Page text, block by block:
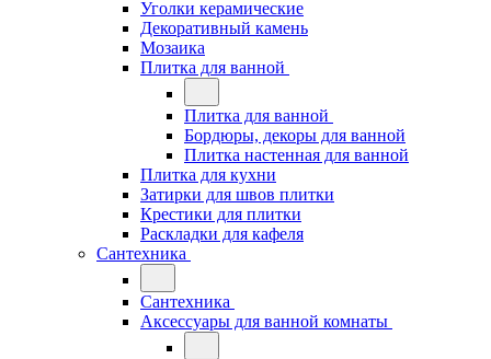
Уголки керамические
Декоративный камень
Мозаика
Плитка для ванной
Плитка для ванной
Бордюры, декоры для ванной
Плитка настенная для ванной
Плитка для кухни
Затирки для швов плитки
Крестики для плитки
Раскладки для кафеля
Сантехника
Сантехника
Аксессуары для ванной комнаты